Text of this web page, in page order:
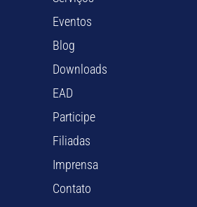
Eventos
Blog
Downloads
EAD
Participe
Filiadas
Imprensa
Contato